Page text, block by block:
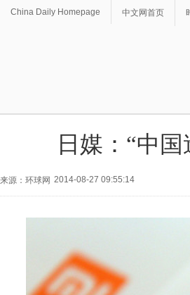
China Daily Homepage 中文网首页
日媒：“中
来源：环球网 2014-08-27 09:55:14